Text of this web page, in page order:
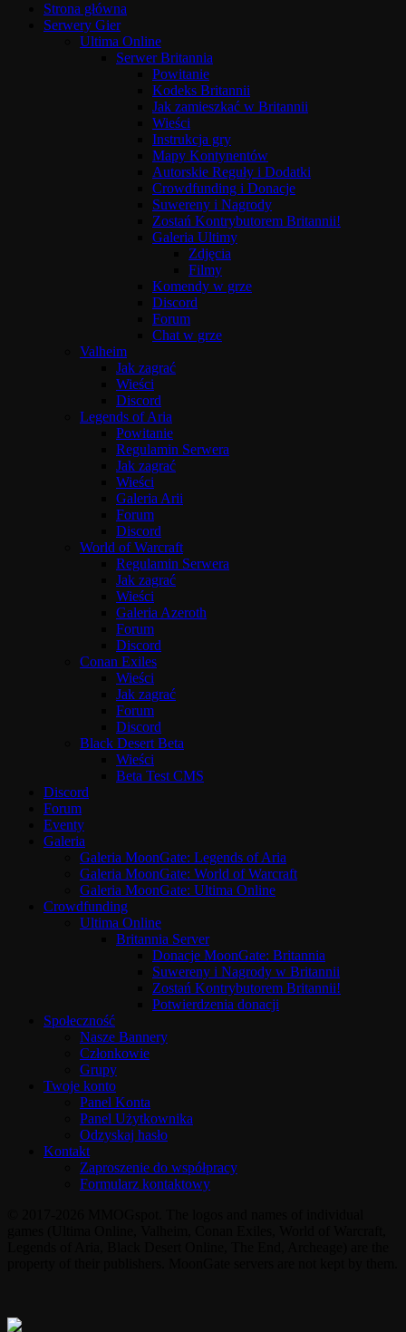
Strona główna
Serwery Gier
Ultima Online
Serwer Britannia
Powitanie
Kodeks Britannii
Jak zamieszkać w Britannii
Wieści
Instrukcja gry
Mapy Kontynentów
Autorskie Reguły i Dodatki
Crowdfunding i Donacje
Suwereny i Nagrody
Zostań Kontrybutorem Britannii!
Galeria Ultimy
Zdjęcia
Filmy
Komendy w grze
Discord
Forum
Chat w grze
Valheim
Jak zagrać
Wieści
Discord
Legends of Aria
Powitanie
Regulamin Serwera
Jak zagrać
Wieści
Galeria Arii
Forum
Discord
World of Warcraft
Regulamin Serwera
Jak zagrać
Wieści
Galeria Azeroth
Forum
Discord
Conan Exiles
Wieści
Jak zagrać
Forum
Discord
Black Desert Beta
Wieści
Beta Test CMS
Discord
Forum
Eventy
Galeria
Galeria MoonGate: Legends of Aria
Galeria MoonGate: World of Warcraft
Galeria MoonGate: Ultima Online
Crowdfunding
Ultima Online
Britannia Server
Donacje MoonGate: Britannia
Suwereny i Nagrody w Britannii
Zostań Kontrybutorem Britannii!
Potwierdzenia donacji
Społeczność
Nasze Bannery
Członkowie
Grupy
Twoje konto
Panel Konta
Panel Użytkownika
Odzyskaj hasło
Kontakt
Zaproszenie do współpracy
Formularz kontaktowy